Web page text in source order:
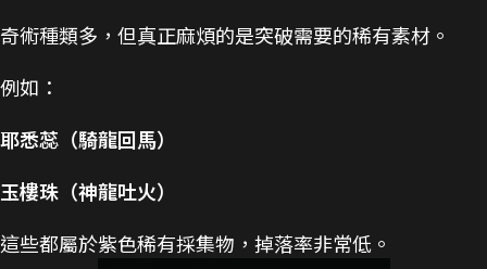
奇術種類多，但真正麻煩的是突破需要的稀有素材。
例如：
耶悉蕊（騎龍回馬）
玉樓珠（神龍吐火）
這些都屬於紫色稀有採集物，掉落率非常低。